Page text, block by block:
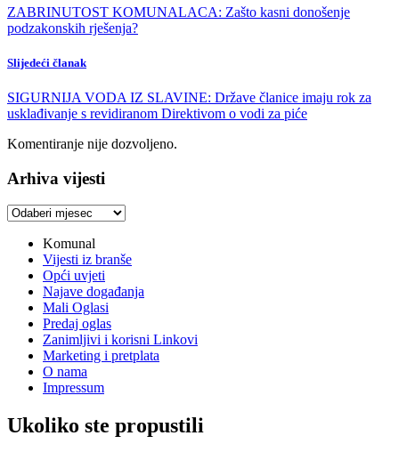
ZABRINUTOST KOMUNALACA: Zašto kasni donošenje
podzakonskih rješenja?
Slijedeći članak
SIGURNIJA VODA IZ SLAVINE: Države članice imaju rok za
usklađivanje s revidiranom Direktivom o vodi za piće
Komentiranje nije dozvoljeno.
Arhiva vijesti
Arhiva
Komunal
Vijesti iz branše
Opći uvjeti
Najave događanja
Mali Oglasi
Predaj oglas
Zanimljivi i korisni Linkovi
Marketing i pretplata
O nama
Impressum
Ukoliko ste propustili